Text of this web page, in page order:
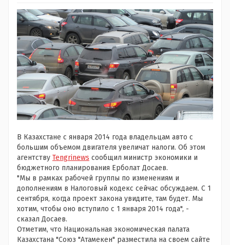
В Казахстане с января 2014 года владельцам авто с
большим объемом двигателя увеличат налоги. Об этом
агентству Tengrinews сообщил министр экономики и
бюджетного планирования Ерболат Досаев.
"Мы в рамках рабочей группы по изменениям и
дополнениям в Налоговый кодекс сейчас обсуждаем. С 1
сентября, когда проект закона увидите, там будет. Мы
хотим, чтобы оно вступило с 1 января 2014 года", -
сказал Досаев.
Отметим, что Национальная экономическая палата
Казахстана "Союз "Атамекен" разместила на своем сайте